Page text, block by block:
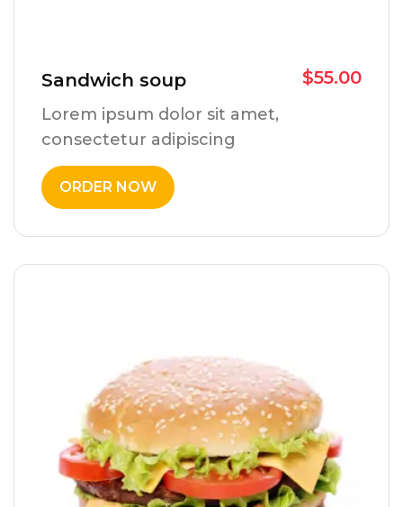
Sandwich soup
Lorem ipsum dolor sit amet,
consectetur adipiscing
$55.00
ORDER NOW